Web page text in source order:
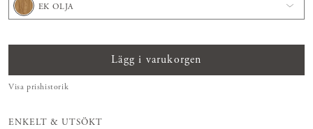
EK OLJA
Lägg i varukorgen
Visa prishistorik
ENKELT & UTSÖKT